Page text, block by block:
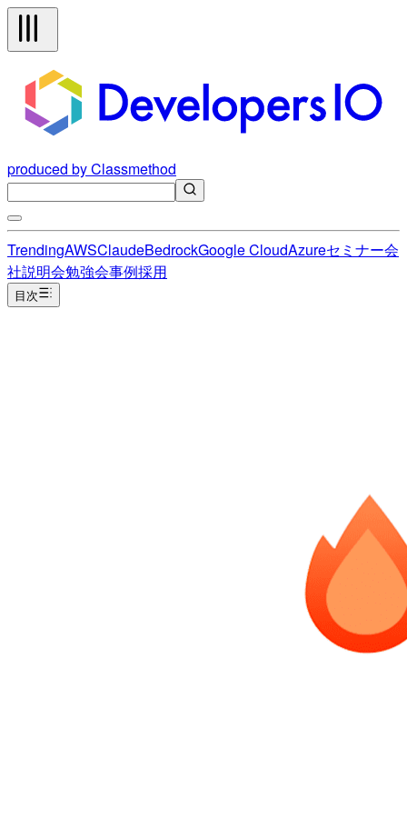
produced by Classmethod
TrendingAWSClaudeBedrockGoogle CloudAzureセミナー会
社説明会勉強会事例採用
目次